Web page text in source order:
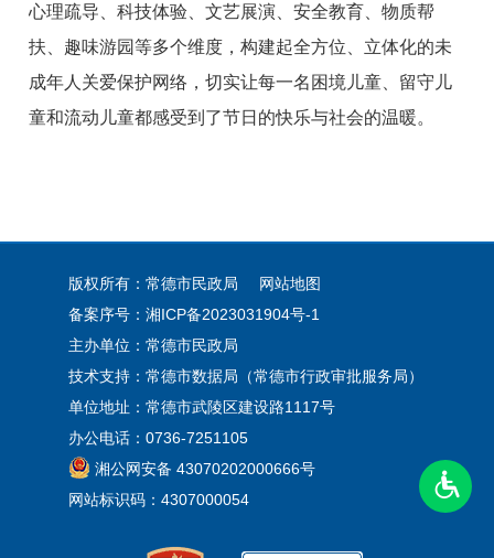
心理疏导、科技体验、文艺展演、安全教育、物质帮
扶、趣味游园等多个维度，构建起全方位、立体化的未
成年人关爱保护网络，切实让每一名困境儿童、留守儿
童和流动儿童都感受到了节日的快乐与社会的温暖。
版权所有：常德市民政局
网站地图
备案序号： 湘ICP备2023031904号-1
主办单位：常德市民政局
技术支持：常德市数据局（常德市行政审批服务局）
单位地址：常德市武陵区建设路1117号
办公电话：0736-7251105
湘公网安备 43070202000666号
网站标识码：4307000054